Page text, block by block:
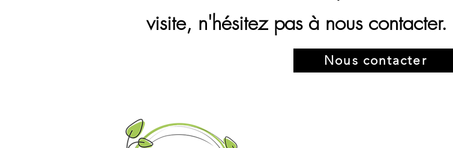
visite, n'hésitez pas à nous contacter.
Nous contacter